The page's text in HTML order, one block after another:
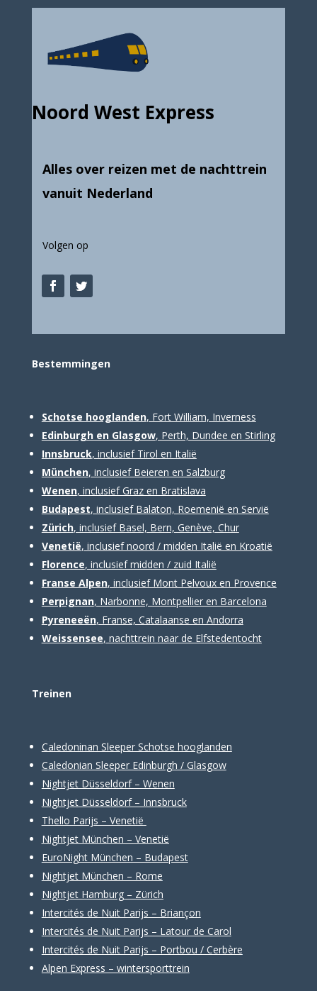
Noord West Express
Alles over reizen met de nachttrein
vanuit Nederland
Volgen op
Bestemmingen
Schotse hooglanden, Fort William, Inverness
Edinburgh en Glasgow, Perth, Dundee en Stirling
Innsbruck, inclusief Tirol en Italië
München, inclusief Beieren en Salzburg
Wenen, inclusief Graz en Bratislava
Budapest, inclusief Balaton, Roemenië en Servië
Zürich, inclusief Basel, Bern, Genève, Chur
Venetië, inclusief noord / midden Italië en Kroatië
Florence, inclusief midden / zuid Italië
Franse Alpen, inclusief Mont Pelvoux en Provence
Perpignan, Narbonne, Montpellier en Barcelona
Pyreneeën, Franse, Catalaanse en Andorra
Weissensee, nachttrein naar de Elfstedentocht
Treinen
Caledoninan Sleeper Schotse hooglanden
Caledonian Sleeper Edinburgh / Glasgow
Nightjet Düsseldorf – Wenen
Nightjet Düsseldorf – Innsbruck
Thello Parijs – Venetië
Nightjet München – Venetië
EuroNight München – Budapest
Nightjet München – Rome
Nightjet Hamburg – Zürich
Intercités de Nuit Parijs – Briançon
Intercités de Nuit Parijs – Latour de Carol
Intercités de Nuit Parijs – Portbou / Cerbère
Alpen Express – wintersporttrein